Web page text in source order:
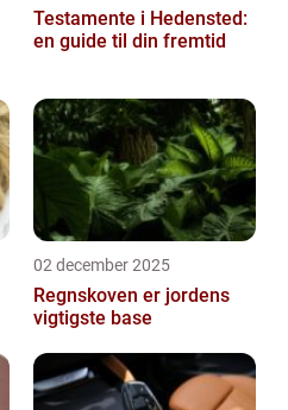
Testamente i Hedensted:
en guide til din fremtid
02 december 2025
Regnskoven er jordens
vigtigste base